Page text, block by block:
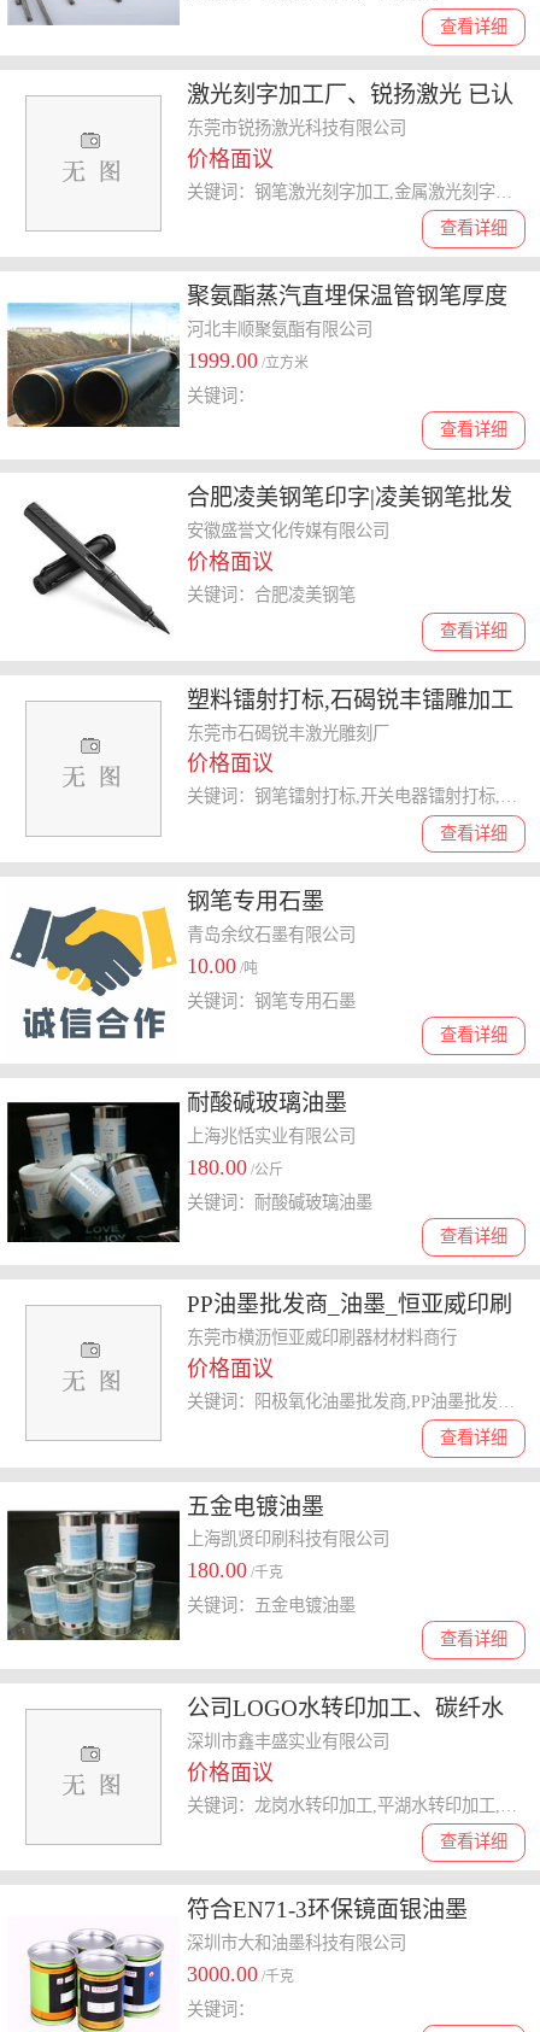
查看详细
激光刻字加工厂、锐扬激光 已认
证 、石碣激光刻字加工
东莞市锐扬激光科技有限公司
价格面议
查看详细
聚氨酯蒸汽直埋保温管钢笔厚度
保温层厚度厂家生产报价
河北丰顺聚氨酯有限公司
1999.00 /立方米
查看详细
关键词：
合肥凌美钢笔印字|凌美钢笔批发
印logo
安徽盛誉文化传媒有限公司
价格面议
查看详细
关键词：合肥凌美钢笔
塑料镭射打标,石碣锐丰镭雕加工
已认证 ,镭射打标
东莞市石碣锐丰激光雕刻厂
价格面议
查看详细
关键词：钢笔镭射打标,开关电器镭射打标,皮带头镭射打标,镭射打标
钢笔专用石墨
青岛余纹石墨有限公司
10.00 /吨
查看详细
关键词：钢笔专用石墨
耐酸碱玻璃油墨
上海兆恬实业有限公司
180.00 /公斤
查看详细
关键词：耐酸碱玻璃油墨
PP油墨批发商_油墨_恒亚威印刷
器材
东莞市横沥恒亚威印刷器材材料商行
价格面议
查看详细
五金电镀油墨
上海凯贤印刷科技有限公司
180.00 /千克
查看详细
关键词：五金电镀油墨
公司LOGO水转印加工、碳纤水
贴加工 已认证 、水转印加工
深圳市鑫丰盛实业有限公司
价格面议
查看详细
符合EN71-3环保镜面银油墨
深圳市大和油墨科技有限公司
3000.00 /千克
关键词：